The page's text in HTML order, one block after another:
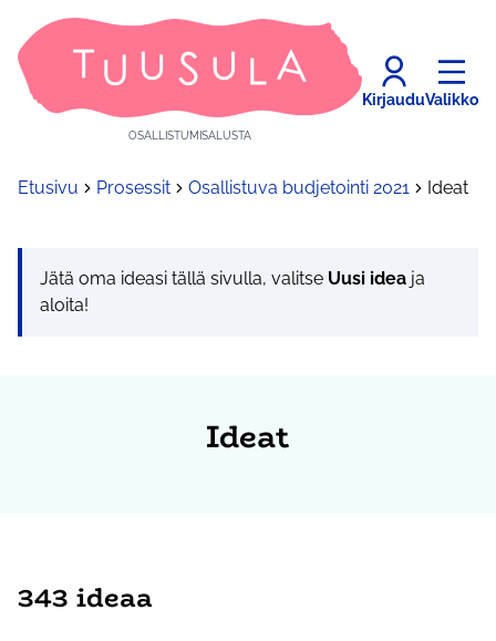
OSALLISTUMISALUSTA
KirjauduValikko
Etusivu Prosessit Osallistuva budjetointi 2021 Ideat
Jätä oma ideasi tällä sivulla, valitse Uusi idea ja
aloita!
Ideat
343 ideaa